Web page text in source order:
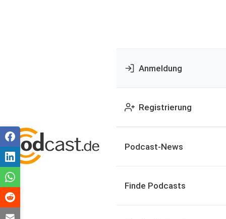
Anmeldung
Registrierung
Podcast-News
Finde Podcasts